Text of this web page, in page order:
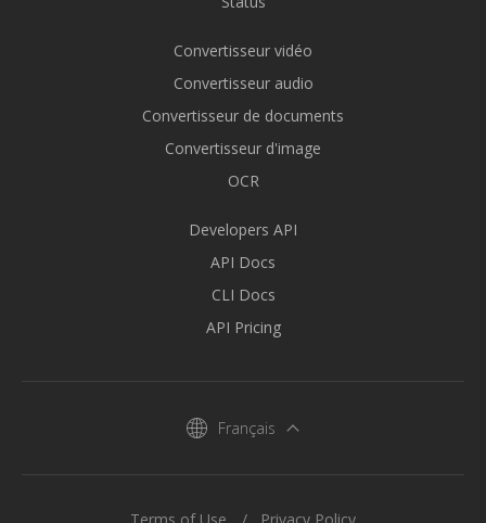
Convertisseur vidéo
Convertisseur audio
Convertisseur de documents
Convertisseur d'image
OCR
Developers API
API Docs
CLI Docs
API Pricing
Français